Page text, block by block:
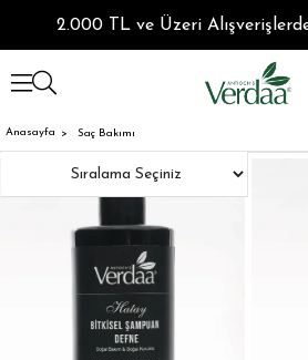
2.000 TL ve Üzeri
Anasayfa Saç Bakımı